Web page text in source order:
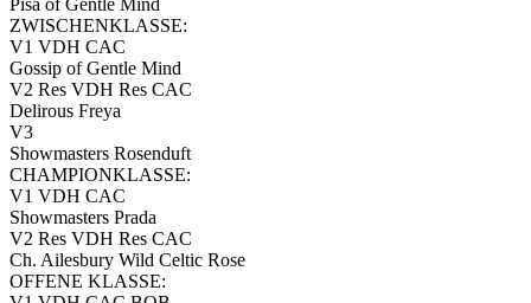
ZWISCHENKLASSE:
V1 VDH CAC
Gossip of Gentle Mind
V2 Res VDH Res CAC
Delirous Freya
V3
Showmasters Rosenduft
CHAMPIONKLASSE:
V1 VDH CAC
Showmasters Prada
V2 Res VDH Res CAC
Ch. Ailesbury Wild Celtic Rose
OFFENE KLASSE: